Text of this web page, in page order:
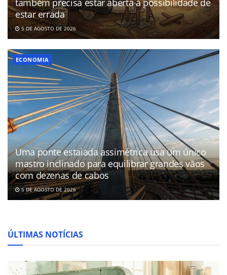
estar errada
5 DE AGOSTO DE 2026
ECONOMIA
Uma ponte estaiada assimétrica usa um único
mastro inclinado para equilibrar grandes vãos
com dezenas de cabos
5 DE AGOSTO DE 2026
ÚLTIMAS NOTÍCIAS